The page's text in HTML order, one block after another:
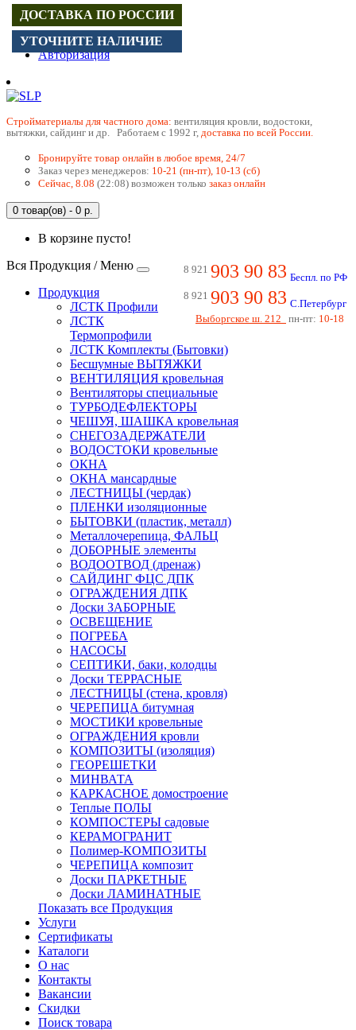
Регистрация
Авторизация
Cтройматериалы для частного дома: вентиляция кровли, водостоки,
вытяжки, сайдинг и др. Работаем с 1992 г, доставка по всей России.
Бронируйте товар онлайн в любое время, 24/7
Заказ через менеджеров: 10-21 (пн-пт), 10-13 (сб)
Сейчас, 8.08 (22:08) возможен только заказ онлайн
0 товар(ов) - 0 р.
В корзине пусто!
8 921 903 90 83 Беспл. по РФ
8 921 903 90 83 С.Петербург
Выборгское ш. 212
пн-пт: 10-18
Вся Продукция / Меню
Продукция
ЛСТК Профили
ЛСТК
Термопрофили
ЛСТК Комплекты (Бытовки)
Бесшумные ВЫТЯЖКИ
ВЕНТИЛЯЦИЯ кровельная
Вентиляторы специальные
ТУРБОДЕФЛЕКТОРЫ
ЧЕШУЯ, ШАШКА кровельная
СНЕГОЗАДЕРЖАТЕЛИ
ВОДОСТОКИ кровельные
ОКНА
ОКНА мансардные
ЛЕСТНИЦЫ (чердак)
ПЛЕНКИ изоляционные
БЫТОВКИ (пластик, металл)
Металлочерепица, ФАЛЬЦ
ДОБОРНЫЕ элементы
ВОДООТВОД (дренаж)
САЙДИНГ ФЦС ДПК
ОГРАЖДЕНИЯ ДПК
Доски ЗАБОРНЫЕ
ОСВЕЩЕНИЕ
ПОГРЕБА
НАСОСЫ
СЕПТИКИ, баки, колодцы
Доски ТЕРРАСНЫЕ
ЛЕСТНИЦЫ (стена, кровля)
ЧЕРЕПИЦА битумная
МОСТИКИ кровельные
ОГРАЖДЕНИЯ кровли
КОМПОЗИТЫ (изоляция)
ГЕОРЕШЕТКИ
МИНВАТА
КАРКАСНОЕ домостроение
Теплые ПОЛЫ
КОМПОСТЕРЫ садовые
КЕРАМОГРАНИТ
Полимер-КОМПОЗИТЫ
ЧЕРЕПИЦА композит
Доски ПАРКЕТНЫЕ
Доски ЛАМИНАТНЫЕ
Показать все Продукция
Услуги
Сертификаты
Каталоги
О нас
Контакты
Вакансии
Скидки
Поиск товара
ДОСТАВКА ПО РОССИИ
УТОЧНИТЕ НАЛИЧИЕ